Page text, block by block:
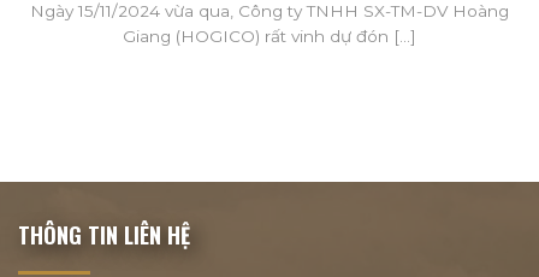
Ngày 15/11/2024 vừa qua, Công ty TNHH SX-TM-DV Hoàng
Giang (HOGICO) rất vinh dự đón [...]
THÔNG TIN LIÊN HỆ